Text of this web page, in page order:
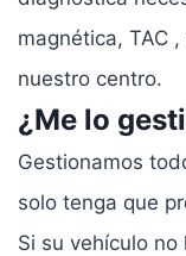
magnética, TAC
nuestro centro.
¿Me lo
Gestionamos
solo tenga que
Si su vehículo